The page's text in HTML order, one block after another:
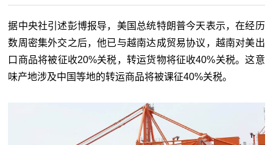
据中央社引述彭博报导，美国总统特朗普今天表示，在经历
数周密集外交之后，他已与越南达成贸易协议，越南对美出
口商品将被征收20%关税，转运货物将征收40%关税。这意
味产地涉及中国等地的转运商品将被课征40%关税。